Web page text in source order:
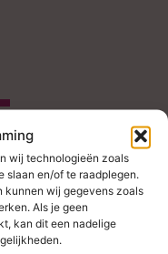
wij technologieën zoals
slaan en/of te raadplegen.
kunnen wij gegevens zoals
Als je geen
kan dit een nadelige
niet voor